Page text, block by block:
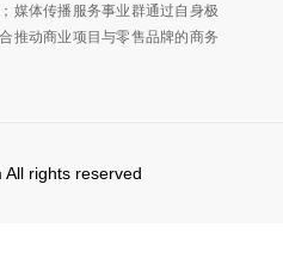
媒体传播服务事业群通过自身极
推动商业项目与零售品牌的商务
rights reserved